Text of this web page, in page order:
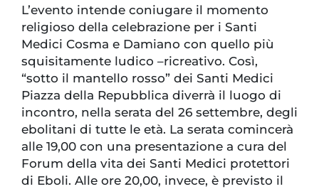
L’evento intende coniugare il momento
religioso della celebrazione per i Santi
Medici Cosma e Damiano con quello più
squisitamente ludico –ricreativo. Così,
“sotto il mantello rosso” dei Santi Medici
Piazza della Repubblica diverrà il luogo di
incontro, nella serata del 26 settembre, degli
ebolitani di tutte le età. La serata comincerà
alle 19,00 con una presentazione a cura del
Forum della vita dei Santi Medici protettori
di Eboli. Alle ore 20,00, invece, è previsto il